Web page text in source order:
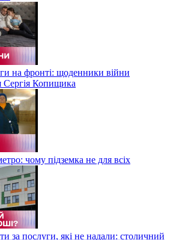
на фронті: щоденники війни
Сергія Копищика
чому підземка не для всіх
за послуги, які не надали: столичний